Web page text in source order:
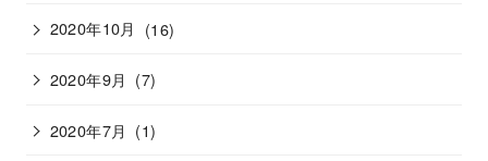
2020年10月 (16)
2020年9月 (7)
2020年7月 (1)